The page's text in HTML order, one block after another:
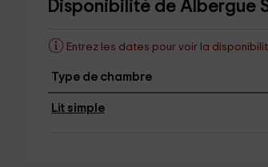
Disponibilité de Albergue
Entrez les dates pour voir la
Type de chambre
Lit simple